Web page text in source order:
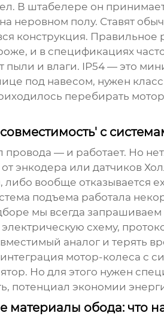
В штабелере он
неровном полу. Ставят
конструкция.
и в спецификациях
и влаги. IP54 — это
под навесом, нужен
перебирать
с
провода — и работает. Но
энкодера или датчиков
вообще отказывается
подъема работала
мы всегда
схему,
аналог и терять
мотор-колеса с
Но для этого нужен
потенциал экономии
материалы обода: что